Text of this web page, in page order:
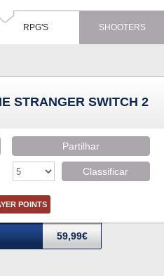
RPG'S SHOOTERS
STRANGER SWITCH 2
Partilhar
Classificar
POINTS
59,99€